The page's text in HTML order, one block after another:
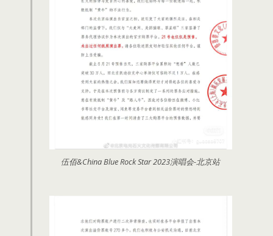
伍佰&China Blue Rock Star 2023演唱会-北京站